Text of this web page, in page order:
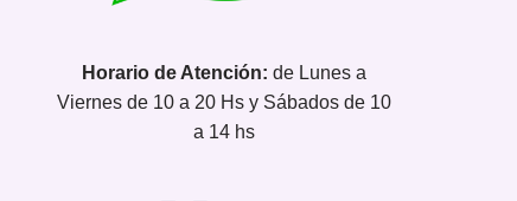
Horario de Atención: de Lunes a
Viernes de 10 a 20 Hs y Sábados de 10
a 14 hs